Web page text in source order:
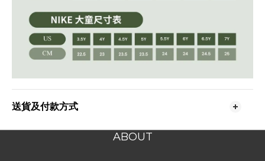
送貨及付款方式
ABOUT